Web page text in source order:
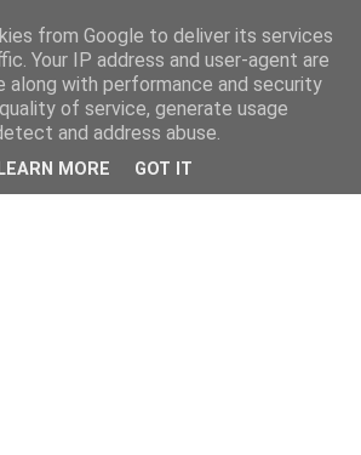
from Google to deliver its services
Your IP address and user-agent are
along with performance and security
of service, generate usage
and address abuse.
LEARN MORE GOT IT